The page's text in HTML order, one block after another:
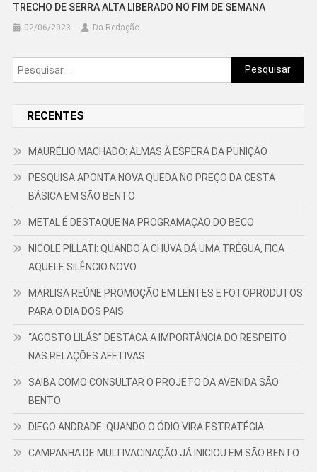
TRECHO DE SERRA ALTA LIBERADO NO FIM DE SEMANA
02/06/2023 Da Redação
Pesquisar
por:
RECENTES
MAURÉLIO MACHADO: ALMAS À ESPERA DA PUNIÇÃO
PESQUISA APONTA NOVA QUEDA NO PREÇO DA CESTA
BÁSICA EM SÃO BENTO
METAL É DESTAQUE NA PROGRAMAÇÃO DO BECO
NICOLE PILLATI: QUANDO A CHUVA DÁ UMA TRÉGUA, FICA
AQUELE SILÊNCIO NOVO
MARLISA REÚNE PROMOÇÃO EM LENTES E FOTOPRODUTOS
PARA O DIA DOS PAIS
“AGOSTO LILÁS” DESTACA A IMPORTÂNCIA DO RESPEITO
NAS RELAÇÕES AFETIVAS
SAIBA COMO CONSULTAR O PROJETO DA AVENIDA SÃO
BENTO
DIEGO ANDRADE: QUANDO O ÓDIO VIRA ESTRATÉGIA
CAMPANHA DE MULTIVACINAÇÃO JÁ INICIOU EM SÃO BENTO